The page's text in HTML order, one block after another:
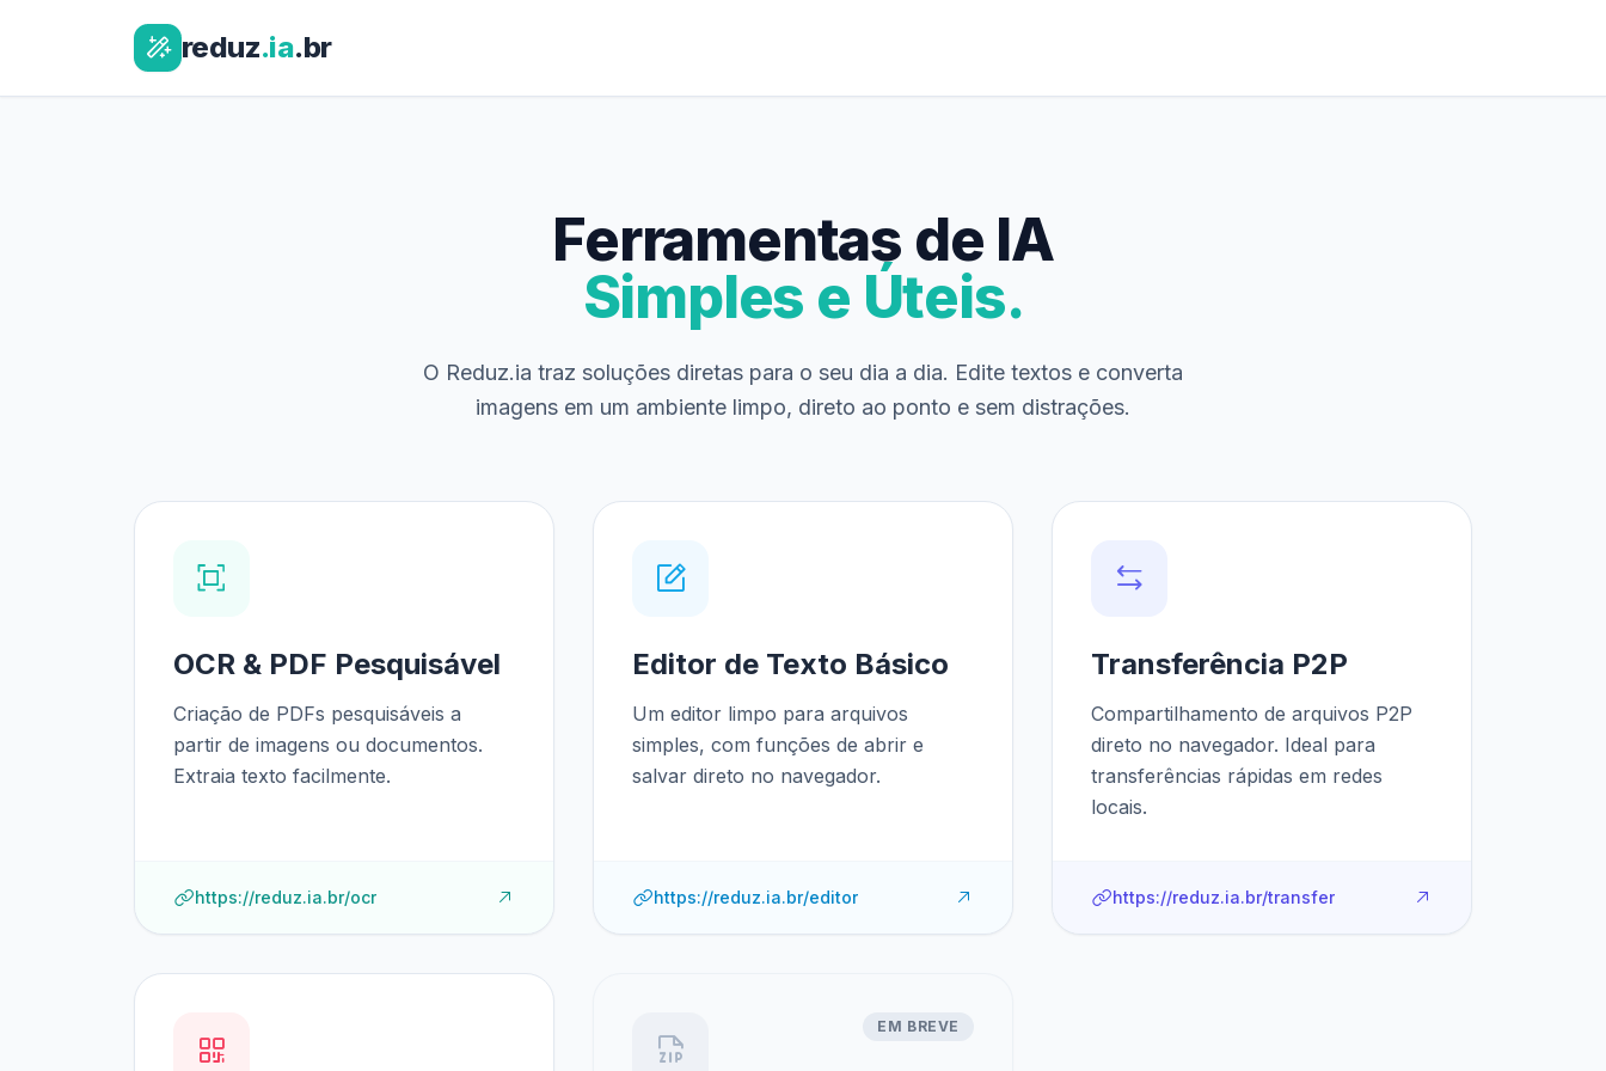
reduz.ia.br
Ferramentas de IA
Simples e Úteis.
O Reduz.ia traz soluções diretas para o seu dia a dia. Edite textos e converta
imagens em um ambiente limpo, direto ao ponto e sem distrações.
OCR & PDF Pesquisável
Criação de PDFs pesquisáveis a
partir de imagens ou documentos.
Extraia texto facilmente.
https://reduz.ia.br/ocr
Editor de Texto Básico
Um editor limpo para arquivos
simples, com funções de abrir e
salvar direto no navegador.
https://reduz.ia.br/editor
Transferência P2P
Compartilhamento de arquivos P2P
direto no navegador. Ideal para
transferências rápidas em redes
locais.
https://reduz.ia.br/transfer
EM BREVE